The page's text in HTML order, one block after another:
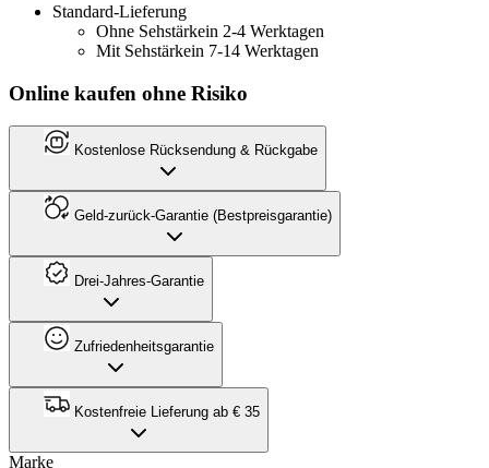
Standard-Lieferung
Ohne Sehstärkein 2-4 Werktagen
Mit Sehstärkein 7-14 Werktagen
Online kaufen ohne Risiko
Kostenlose Rücksendung & Rückgabe
Geld-zurück-Garantie (Bestpreisgarantie)
Drei-Jahres-Garantie
Zufriedenheitsgarantie
Kostenfreie Lieferung ab € 35
Marke